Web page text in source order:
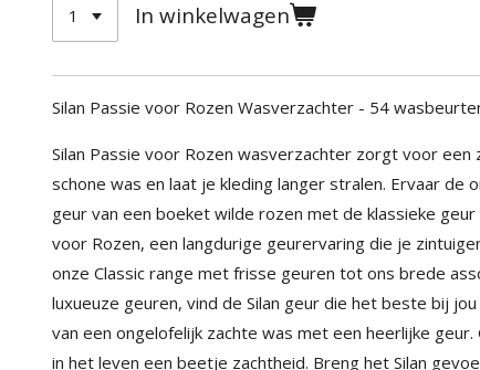
In winkelwagen
Silan Passie voor Rozen Wasverzachter - 54
Silan Passie voor Rozen wasverzachter zorgt voor een
schone was en laat je kleding langer stralen. Ervaar de
geur van een boeket wilde rozen met de klassieke geur
voor Rozen, een langdurige geurervaring die je
onze Classic range met frisse geuren tot ons brede
luxueuze geuren, vind de Silan geur die het beste bij
van een ongelofelijk zachte was met een heerlijke
in het leven een beetje zachtheid. Breng het Silan